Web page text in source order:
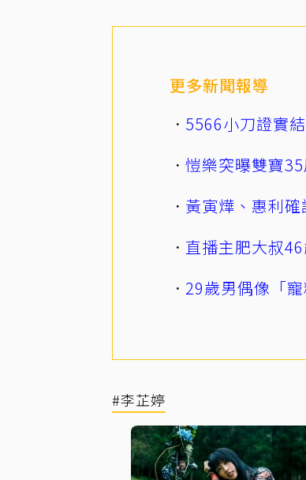
更多新聞報導
5566小刀證實
愷樂突曝雙寶
黃寅燁、惠利
直播主肥大叔
29歲男偶像「
#李芷婷